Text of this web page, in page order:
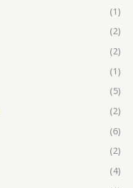
(1)
(2)
(2)
(1)
(5)
(2)
(6)
(2)
(4)